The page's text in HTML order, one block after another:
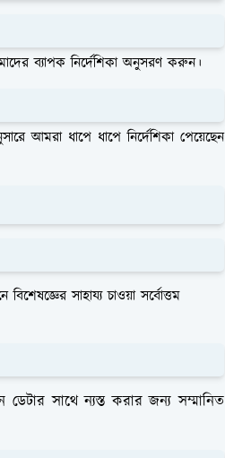
ব্যাপক নির্দেশিকা অনুসরণ করুন।
আমরা ধাপে ধাপে নির্দেশিকা পেয়েছেন
বিশেষজ্ঞেরসাহায্য চাওয়া সর্বোত্তম
সাথে ন্যস্ত করার জন্য সম্মানিত